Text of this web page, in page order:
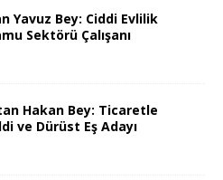
Yavuz Bey: Ciddi Evlilik
Sektörü Çalışanı
Hakan Bey: Ticaretle
ve Dürüst Eş Adayı